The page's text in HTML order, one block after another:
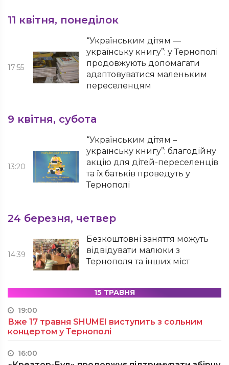
11 квітня, понеділок
17:55
“Українським дітям —
українську книгу”: у Тернополі
продовжують допомагати
адаптовуватися маленьким
переселенцям
9 квітня, субота
13:20
“Українським дітям –
українську книгу”: благодійну
акцію для дітей-переселенців
та їх батьків проведуть у
Тернополі
24 березня, четвер
14:39
Безкоштовні заняття можуть
відвідувати малюки з
Тернополя та інших міст
15 ТРАВНЯ
19:00
Вже 17 травня SHUMEI виступить з сольним
концертом у Тернополі
16:00